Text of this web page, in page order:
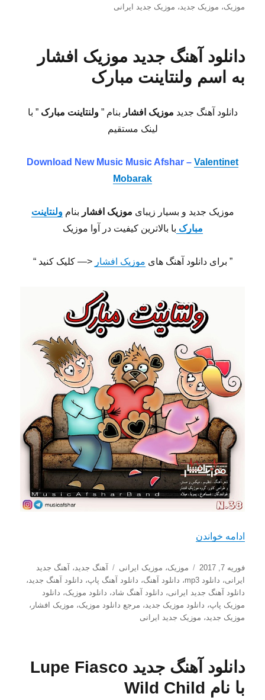
موزیک، موزیک جدید، موزیک جدید ایرانی
دانلود آهنگ جدید موزیک افشار
به اسم ولنتاینت مبارک
دانلود آهنگ جدید موزیک افشار بنام ”ولنتاینت مبارک” با
لینک مستقیم
Download New Music Music Afshar – Valentinet
Mobarak
موزیک جدید و بسیار زیبای موزیک افشار بنام ولنتاینت
مبارک با بالاترین کیفیت در آوا موزیک
” برای دانلود آهنگ های موزیک افشار <— کلیک کنید “
ادامه خواندن
ارسال
شده
در
فوریه 7, 2017 دسته‌ها
موزیک، موزیک ایرانی برچسب‌ها
آهنگ جدید ، آهنگ جدید
ایرانی، دانلود mp3 ، دانلود آهنگ، دانلود آهنگ پاپ، دانلود آهنگ جدید ،
دانلود آهنگ جدید ایرانی، دانلود آهنگ شاد ، دانلود موزیک، دانلود
موزیک پاپ، دانلود موزیک جدید ، مرجع دانلود موزیک، موزیک افشار ،
موزیک جدید ، موزیک جدید ایرانی
دانلود آهنگ جدید Lupe Fiasco
با نام Wild Child